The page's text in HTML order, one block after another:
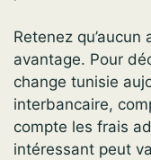
Retenez
avantage. Pour
change tunisie
interbancaire,
compte les frais
intéressant peut